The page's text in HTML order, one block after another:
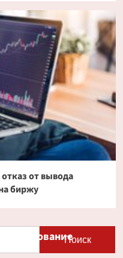
от вывода
биржу